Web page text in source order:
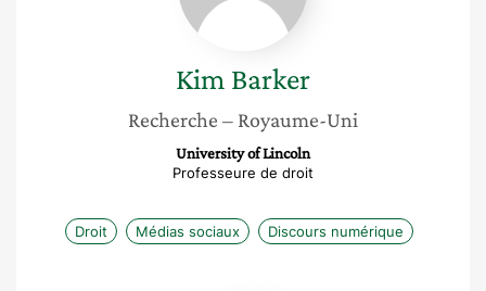
Kim Barker
Recherche – Royaume-Uni
University of Lincoln
Professeure de droit
Droit Médias sociaux Discours numérique